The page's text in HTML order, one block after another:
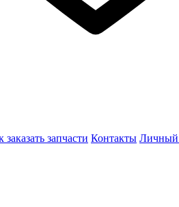
заказать запчасти Контакты Личный